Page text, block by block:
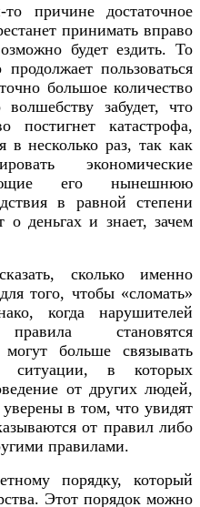
причине достаточное
принимать вправо
будет ездить. То
пользоваться
большое количество
забудет, что
постигнет катастрофа,
в несколько раз, так как
экономические
его нынешнюю
в равной степени
деньгах и знает, зачем
сколько именно
того, чтобы «сломать»
когда нарушителей
становятся
больше связывать
ситуации, в которых
от других людей,
в том, что увидят
от правил либо
правилами.
порядку, который
Этот порядок можно